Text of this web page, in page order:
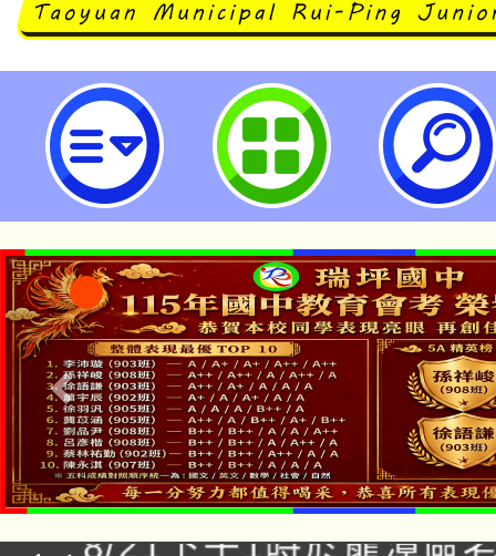
桃園市2025未來教育國際論壇-桃
中學
「本色祭」8/29、30在
場熱烈登場!
8/21下午1時於龍潭區